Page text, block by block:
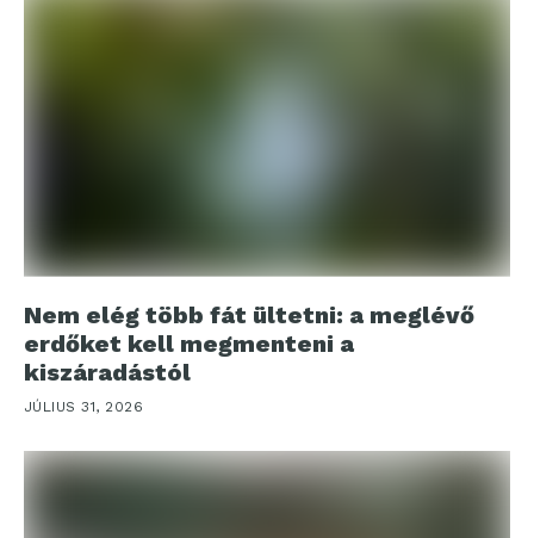
Nem elég több fát ültetni: a meglévő
erdőket kell megmenteni a
kiszáradástól
JÚLIUS 31, 2026